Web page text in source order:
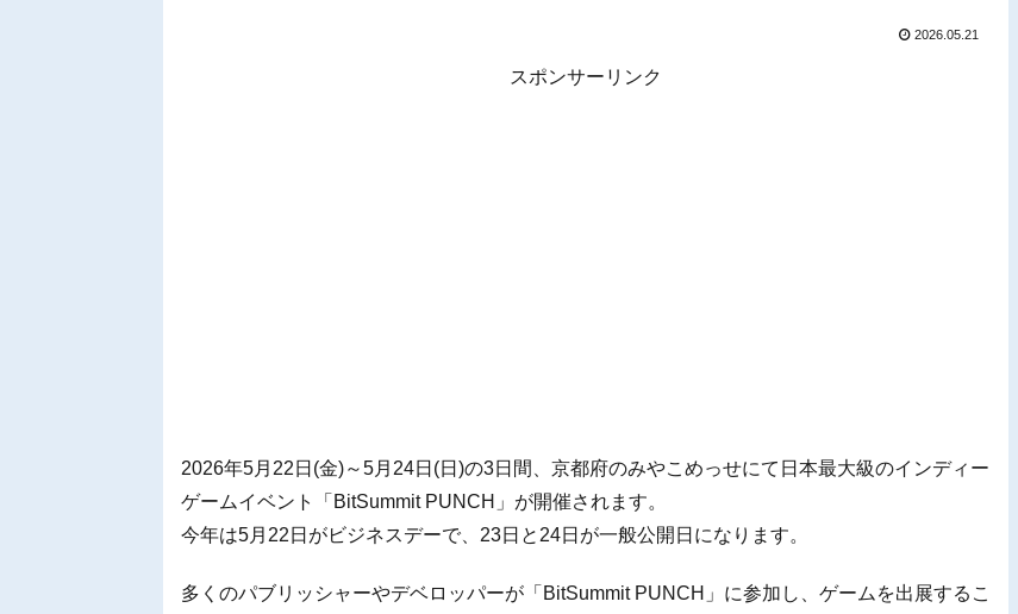
2026.05.21
スポンサーリンク
2026年5月22日(金)～5月24日(日)の3日間、京都府のみやこめっせにて日本最大級のインディー
ゲームイベント「BitSummit PUNCH」が開催されます。
今年は5月22日がビジネスデーで、23日と24日が一般公開日になります。
多くのパブリッシャーやデベロッパーが「BitSummit PUNCH」に参加し、ゲームを出展するこ